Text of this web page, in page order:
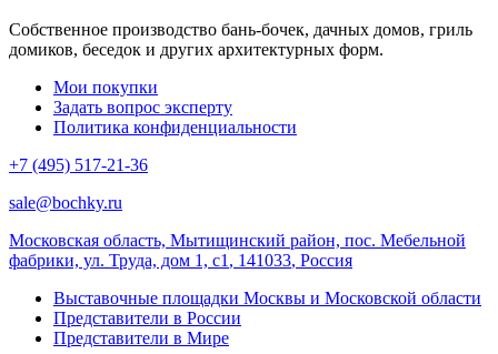
Собственное производство бань-бочек, дачных домов, гриль
домиков, беседок и других архитектурных форм.
Мои покупки
Задать вопрос эксперту
Политика конфиденциальности
+7 (495) 517-21-36
sale@bochky.ru
Московская область, Мытищинский район, пос. Мебельной
фабрики, ул. Труда, дом 1, с1 , 141033, Россия
Выставочные площадки Москвы и Московской области
Представители в России
Представители в Мире